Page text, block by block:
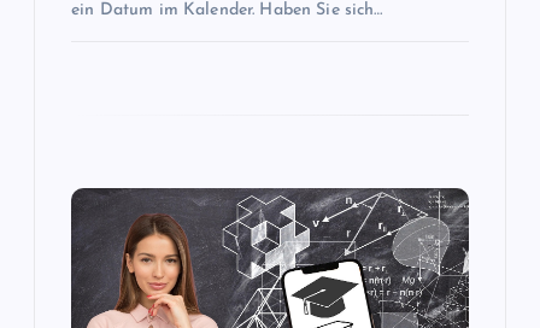
ein Datum im Kalender. Haben Sie sich…